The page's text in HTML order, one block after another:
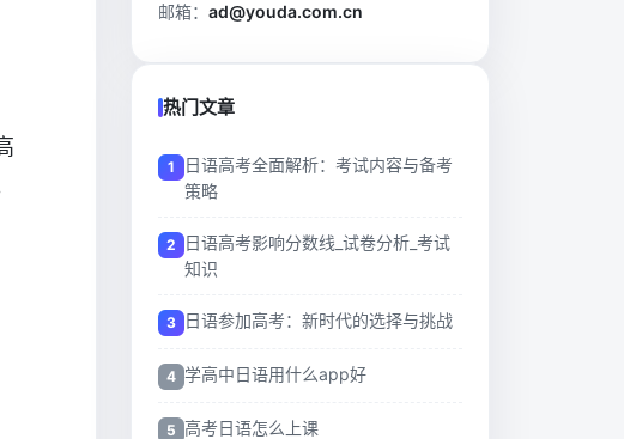
邮箱： ad@youda.com.cn
热门文章
日语高考全面解析：考试内容与备考
策略
日语高考影响分数线_试卷分析_考试
知识
日语参加高考：新时代的选择与挑战
学高中日语用什么app好
高考日语怎么上课